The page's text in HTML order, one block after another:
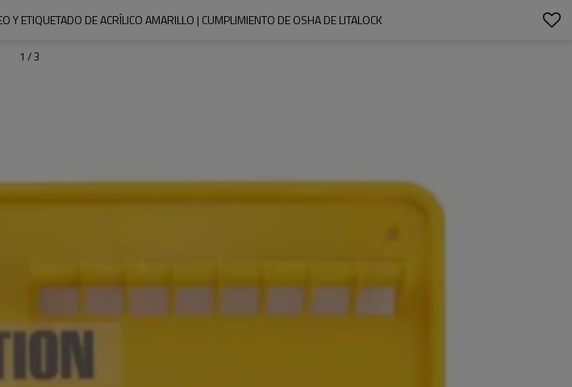
ETIQUETADO DE ACRÍLICO AMARILLO | CUMPLIMIENTO DE OSHA DE LITALOCK
1 /3